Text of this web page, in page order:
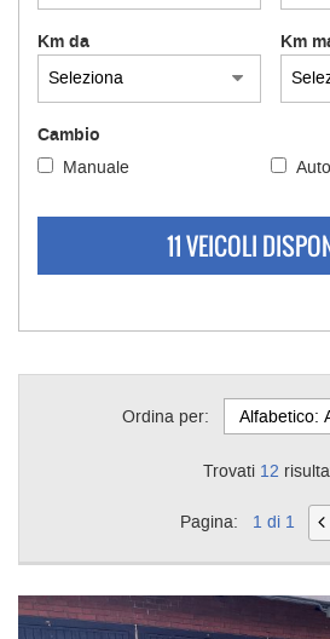
Km da Km
Cambio
Manuale
11 VEICOLI
Ordina per:
Trovati 12
Pagina: 1 di 1